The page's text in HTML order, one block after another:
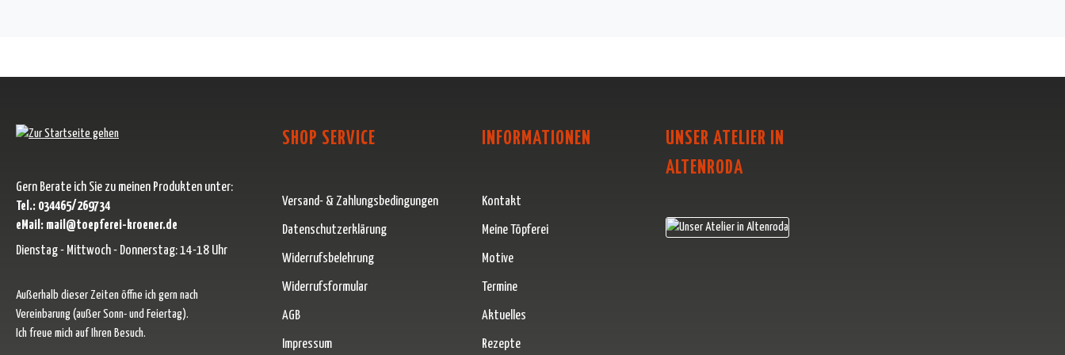
Gern Berate ich Sie zu meinen Produkten unter:
Tel.: 034465/269734
eMail: mail@toepferei-kroener.de
Dienstag - Mittwoch - Donnerstag: 14-18 Uhr
Außerhalb dieser Zeiten öffne ich gern nach
Vereinbarung (außer Sonn- und Feiertag).
Ich freue mich auf Ihren Besuch.
SHOP SERVICE
Versand- & Zahlungsbedingungen
Datenschutzerklärung
Widerrufsbelehrung
Widerrufsformular
AGB
Impressum
INFORMATIONEN
Kontakt
Meine Töpferei
Motive
Termine
Aktuelles
Rezepte
UNSER ATELIER IN
ALTENRODA